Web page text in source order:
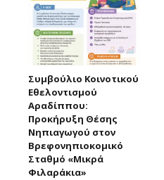
Συμβούλιο Κοινοτικού
Εθελοντισμού
Αραδίππου:
Προκήρυξη Θέσης
Νηπιαγωγού στον
Βρεφονηπιοκομικό
Σταθμό «Μικρά
Φιλαράκια»